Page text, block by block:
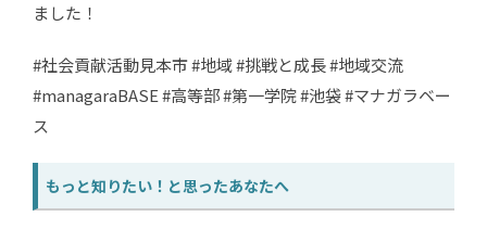
ました！
#社会貢献活動見本市 #地域 #挑戦と成長 #地域交流
#managaraBASE #高等部 #第一学院 #池袋 #マナガラベー
ス
もっと知りたい！と思ったあなたへ